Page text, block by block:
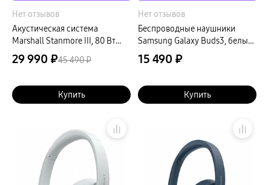
Нет отзывов
Акустическая система
Marshall Stanmore III, 80 Вт
черный (Black)
29 990 ₽45 490 ₽
Купить
Нет отзывов
Беспроводные наушники
Samsung Galaxy Buds3, белый
(РСТ)
15 490 ₽
Купить